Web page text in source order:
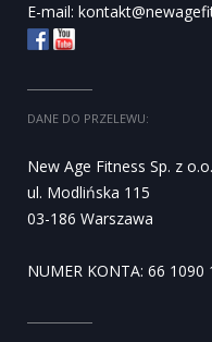
E-mail:
DANE DO PRZELEWU:
New Age Fitness Sp. z o.o.
ul. Modlińska 115
03-186 Warszawa
NUMER KONTA: 66